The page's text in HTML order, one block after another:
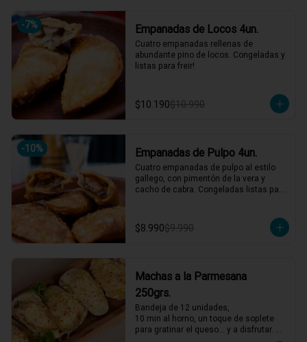
-7% Empanadas de Locos 4un.
Cuatro empanadas rellenas de
abundante pino de locos. Congeladas y
listas para freir!
$10.190$10.990
-10% Empanadas de Pulpo 4un.
Cuatro empanadas de pulpo al estilo
gallego, con pimentón de la vera y
cacho de cabra. Congeladas listas para
$8.990$9.990
Machas a la Parmesana
250grs.
Bandeja de 12 unidades,
10 min al horno, un toque de soplete
para gratinar el queso… y a disfrutar.